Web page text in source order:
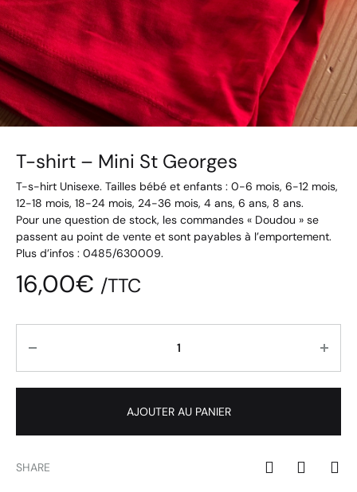
T-shirt – Mini St Georges
T-s-hirt Unisexe. Tailles bébé et enfants : 0-6 mois, 6-12 mois,
12-18 mois, 18-24 mois, 24-36 mois, 4 ans, 6 ans, 8 ans.
Pour une question de stock, les commandes « Doudou » se
passent au point de vente et sont payables à l’emportement.
Plus d’infos : 0485/630009.
16,00€ /TTC
AJOUTER AU PANIER
SHARE